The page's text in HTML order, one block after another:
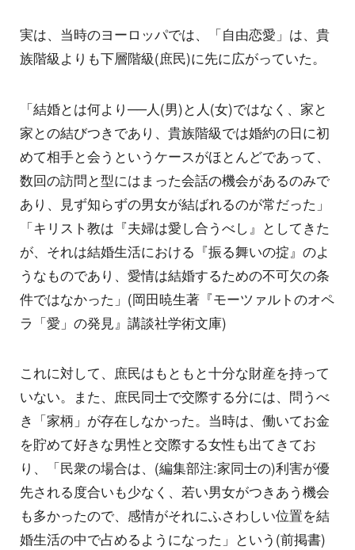
実は、当時のヨーロッパでは、「自由恋愛」は、貴
族階級よりも下層階級(庶民)に先に広がっていた。
「結婚とは何より──人(男)と人(女)ではなく、家と
家との結びつきであり、貴族階級では婚約の日に初
めて相手と会うというケースがほとんどであって、
数回の訪問と型にはまった会話の機会があるのみで
あり、見ず知らずの男女が結ばれるのが常だった」
「キリスト教は『夫婦は愛し合うべし』としてきた
が、それは結婚生活における『振る舞いの掟』のよ
うなものであり、愛情は結婚するための不可欠の条
件ではなかった」(岡田暁生著『モーツァルトのオペ
ラ「愛」の発見』講談社学術文庫)
これに対して、庶民はもともと十分な財産を持って
いない。また、庶民同士で交際する分には、問うべ
き「家柄」が存在しなかった。当時は、働いてお金
を貯めて好きな男性と交際する女性も出てきてお
り、「民衆の場合は、(編集部注:家同士の)利害が優
先される度合いも少なく、若い男女がつきあう機会
も多かったので、感情がそれにふさわしい位置を結
婚生活の中で占めるようになった」という(前掲書)